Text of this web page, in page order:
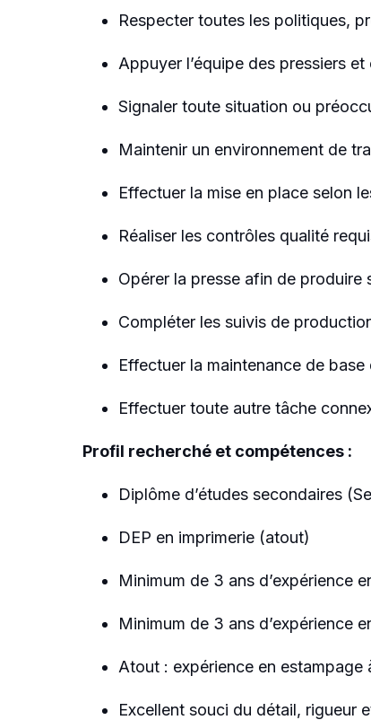
Respecter toutes les politiques,
Appuyer l’équipe des pressiers
Signaler toute situation ou
Maintenir un environnement de
Effectuer la mise en place selon
Réaliser les contrôles qualité
Opérer la presse afin de
Compléter les suivis de
Effectuer la maintenance de
Effectuer toute autre tâche
Profil recherché et compétences :
Diplôme d’études secondaires
DEP en imprimerie (atout)
Minimum de 3 ans d’expérience
Minimum de 3 ans d’expérience
Atout : expérience en
Excellent souci du détail, rigueur